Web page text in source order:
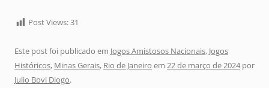
Post Views:31
Este post foi publicado em Jogos Amistosos Nacionais, Jogos
Históricos, Minas Gerais, Rio de Janeiro em 22 de março de 2024por
Julio Bovi Diogo.